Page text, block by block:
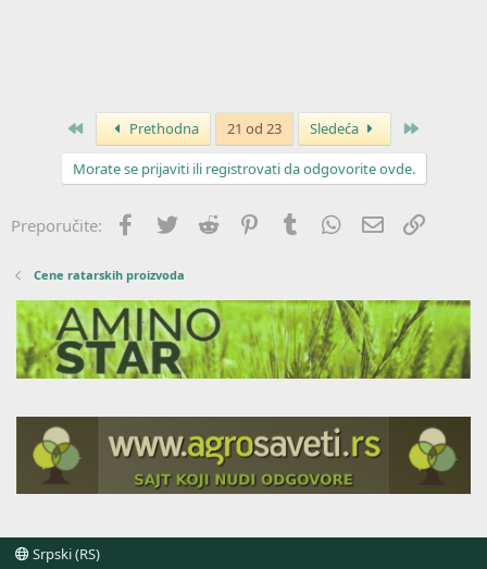
Prvo Prethodna 21 od 23 Sledeća
Morate se prijaviti ili registrovati da odgovorite ovde.
Preporučite: Facebook
Twitter Reddit PinterestTumblr WhatsApp
Imejl
Cene ratarskih proizvoda
Srpski (RS)